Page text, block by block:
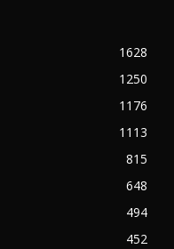
1628
1250
1176
1113
815
648
494
452